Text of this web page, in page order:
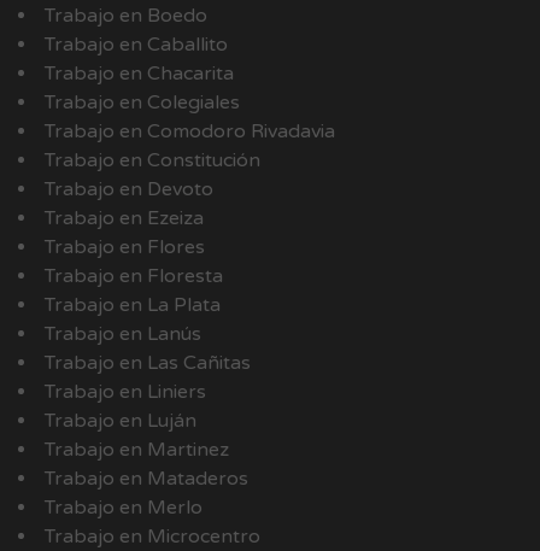
Trabajo en Boedo
Trabajo en Caballito
Trabajo en Chacarita
Trabajo en Colegiales
Trabajo en Comodoro Rivadavia
Trabajo en Constitución
Trabajo en Devoto
Trabajo en Ezeiza
Trabajo en Flores
Trabajo en Floresta
Trabajo en La Plata
Trabajo en Lanús
Trabajo en Las Cañitas
Trabajo en Liniers
Trabajo en Luján
Trabajo en Martinez
Trabajo en Mataderos
Trabajo en Merlo
Trabajo en Microcentro